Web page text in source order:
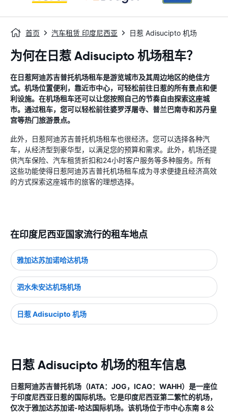
首页 汽车租赁 印度尼西亚 日惹 Adisucipto 机场
为何在日惹 Adisucipto 机场租车？
在日惹阿迪苏吉普托机场租车是游览城市及其周边地区的绝佳方
式。机场位置便利，靠近市中心，可轻松前往日惹的所有景点和便
利设施。在机场租车还可以让您按照自己的节奏自由探索这座城
市。通过租车，您可以轻松前往婆罗浮屠寺、普兰巴南寺和苏丹皇
宫等热门旅游景点。
此外，日惹阿迪苏吉普托机场租车也很经济。您可以选择各种汽
车，从经济型到豪华型，以满足您的预算和需求。此外，机场还提
供汽车保险、汽车租赁折扣和24小时客户服务等多种服务。所有
这些功能使得日惹阿迪苏吉普托机场租车成为寻求便捷且经济高效
的方式探索这座城市的旅客的理想选择。
在印度尼西亚国家流行的租车地点
雅加达苏加诺哈达机场
泗水朱安达机场机场
日惹 Adisucipto 机场
日惹 Adisucipto 机场的租车信息
日惹阿迪苏吉普托机场（IATA：JOG，ICAO：WAHH）是一座位
于印度尼西亚日惹的国际机场。它是印度尼西亚第二繁忙的机场，
仅次于雅加达苏加诺-哈达国际机场。该机场位于市中心东南 8 公